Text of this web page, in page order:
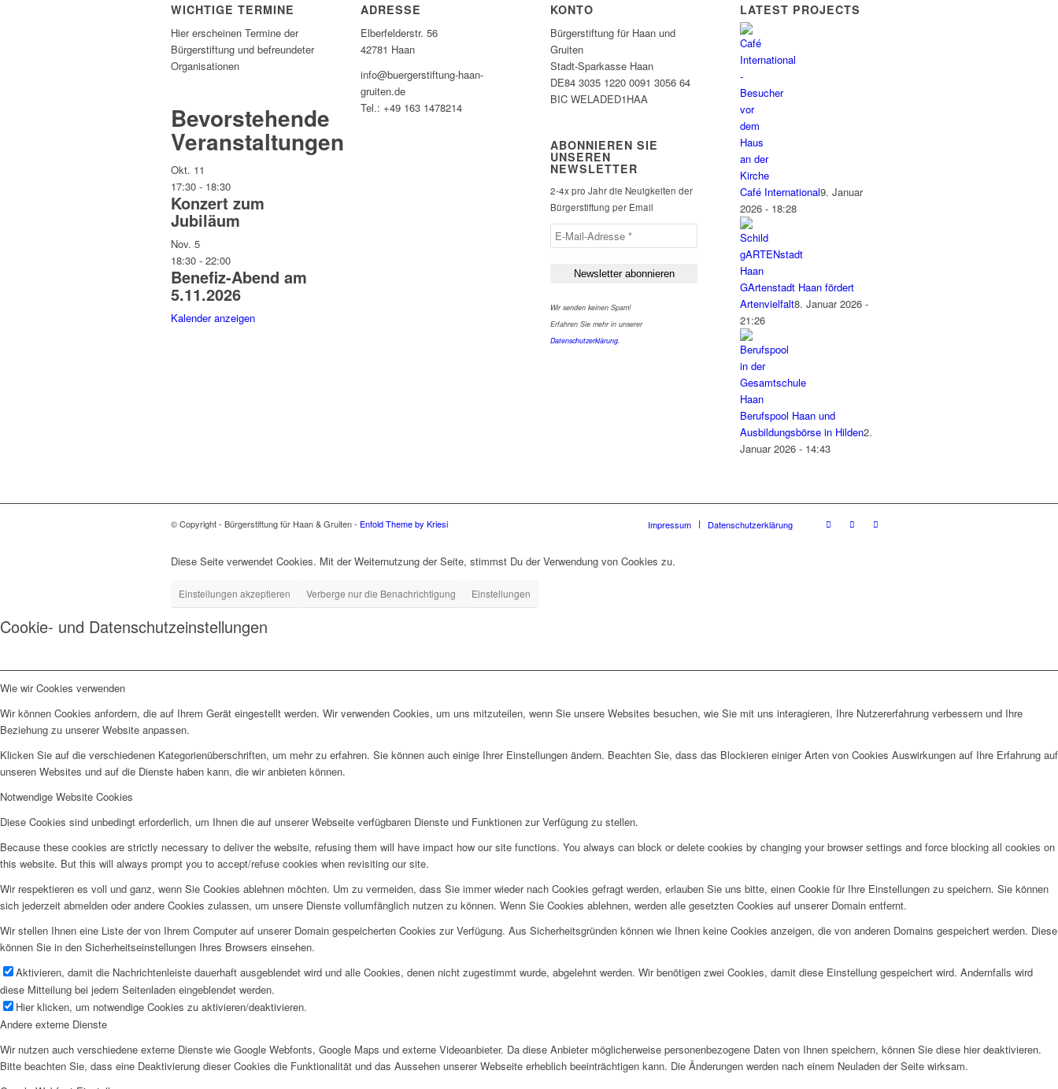
WICHTIGE TERMINE
Hier erscheinen Termine der
Bürgerstiftung und befreundeter
Organisationen
Bevorstehende
Veranstaltungen
Okt. 11
17:30 - 18:30
Konzert zum
Jubiläum
Nov. 5
18:30 - 22:00
Benefiz-Abend am
5.11.2026
Kalender anzeigen
ADRESSE
Elberfelderstr. 56
42781 Haan
info@buergerstiftung-haan-
gruiten.de
Tel.: +49 163 1478214
KONTO
Bürgerstiftung für Haan und
Gruiten
Stadt-Sparkasse Haan
DE84 3035 1220 0091 3056 64
BIC WELADED1HAA
ABONNIEREN SIE
UNSEREN
NEWSLETTER
2-4x pro Jahr die Neuigkeiten der
Bürgerstiftung per Email
Wir senden keinen Spam!
Erfahren Sie mehr in unserer
Datenschutzerklärung
LATEST PROJECTS
Café International9. Januar
2026 - 18:28
GArtenstadt Haan fördert
Artenvielfalt8. Januar 2026 -
21:26
Berufspool Haan und
Ausbildungsbörse in Hilden2.
Januar 2026 - 14:43
© Copyright - Bürgerstiftung für Haan & Gruiten - Enfold Theme by Kriesi Impressum Datenschutzerklärung
Diese Seite verwendet Cookies. Mit der Weiternutzung der Seite, stimmst Du der Verwendung von Cookies zu.
Einstellungen akzeptieren Verberge nur die Benachrichtigung Einstellungen
Cookie- und Datenschutzeinstellungen
Wie wir Cookies verwenden
Wir können Cookies anfordern, die auf Ihrem Gerät eingestellt werden. Wir verwenden Cookies, um uns mitzuteilen, wenn Sie unsere Websites besuchen, wie Sie mit uns interagieren, Ihre Nutzererfahrung verbessern und Ihre
Beziehung zu unserer Website anpassen.
Klicken Sie auf die verschiedenen Kategorienüberschriften, um mehr zu erfahren. Sie können auch einige Ihrer Einstellungen ändern. Beachten Sie, dass das Blockieren einiger Arten von Cookies Auswirkungen auf Ihre Erfahrung auf
unseren Websites und auf die Dienste haben kann, die wir anbieten können.
Notwendige Website Cookies
Diese Cookies sind unbedingt erforderlich, um Ihnen die auf unserer Webseite verfügbaren Dienste und Funktionen zur Verfügung zu stellen.
Because these cookies are strictly necessary to deliver the website, refusing them will have impact how our site functions. You always can block or delete cookies by changing your browser settings and force blocking all cookies on
this website. But this will always prompt you to accept/refuse cookies when revisiting our site.
Wir respektieren es voll und ganz, wenn Sie Cookies ablehnen möchten. Um zu vermeiden, dass Sie immer wieder nach Cookies gefragt werden, erlauben Sie uns bitte, einen Cookie für Ihre Einstellungen zu speichern. Sie können
sich jederzeit abmelden oder andere Cookies zulassen, um unsere Dienste vollumfänglich nutzen zu können. Wenn Sie Cookies ablehnen, werden alle gesetzten Cookies auf unserer Domain entfernt.
Wir stellen Ihnen eine Liste der von Ihrem Computer auf unserer Domain gespeicherten Cookies zur Verfügung. Aus Sicherheitsgründen können wie Ihnen keine Cookies anzeigen, die von anderen Domains gespeichert werden. Diese
können Sie in den Sicherheitseinstellungen Ihres Browsers einsehen.
Aktivieren, damit die Nachrichtenleiste dauerhaft ausgeblendet wird und alle Cookies, denen nicht zugestimmt wurde, abgelehnt werden. Wir benötigen zwei Cookies, damit diese Einstellung gespeichert wird. Andernfalls wird
diese Mitteilung bei jedem Seitenladen eingeblendet werden.
Hier klicken, um notwendige Cookies zu aktivieren/deaktivieren.
Andere externe Dienste
Wir nutzen auch verschiedene externe Dienste wie Google Webfonts, Google Maps und externe Videoanbieter. Da diese Anbieter möglicherweise personenbezogene Daten von Ihnen speichern, können Sie diese hier deaktivieren.
Bitte beachten Sie, dass eine Deaktivierung dieser Cookies die Funktionalität und das Aussehen unserer Webseite erheblich beeinträchtigen kann. Die Änderungen werden nach einem Neuladen der Seite wirksam.